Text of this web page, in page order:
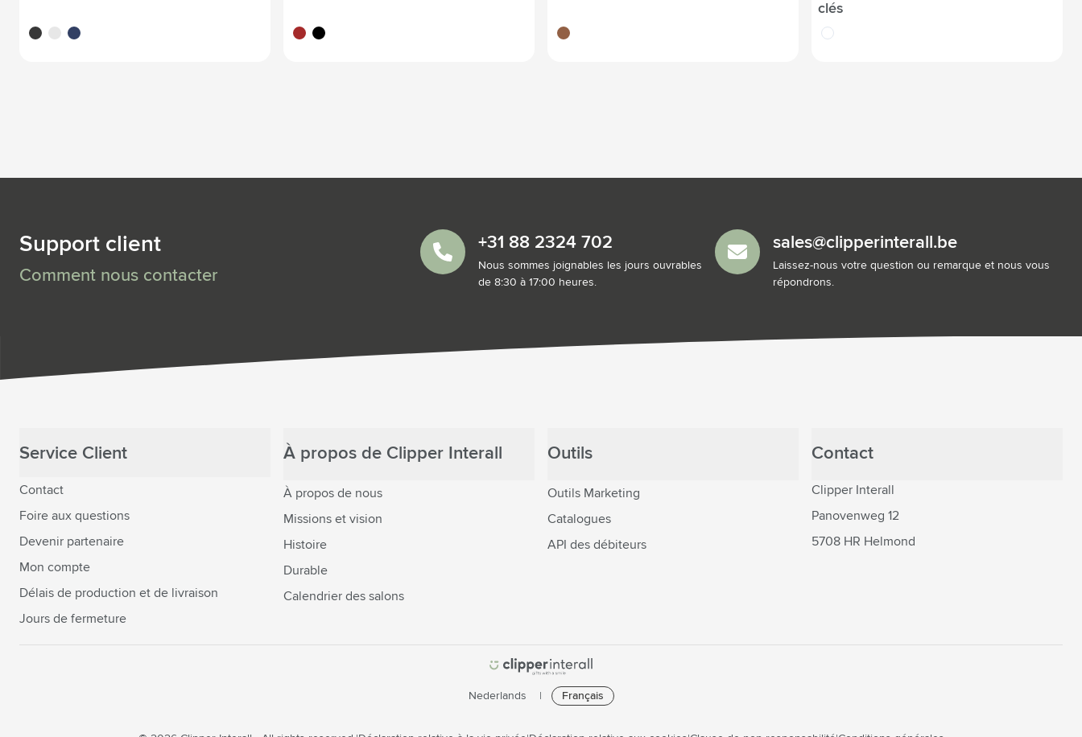
noir blancbleu brun noir brun bois
clés
blanc
Support client
Comment nous contacter
+31 88 2324 702
Nous sommes joignables les jours ouvrables
de 8:30 à 17:00 heures.
sales@clipperinterall.be
Laissez-nous votre question ou remarque et nous vous
répondrons.
Service Client
Contact
Foire aux questions
Devenir partenaire
Mon compte
Délais de production et de livraison
Jours de fermeture
À propos de Clipper Interall
À propos de nous
Missions et vision
Histoire
Durable
Calendrier des salons
Outils
Outils Marketing
Catalogues
API des débiteurs
Contact
Clipper Interall
Panovenweg 12
5708 HR Helmond
Nederlands Français